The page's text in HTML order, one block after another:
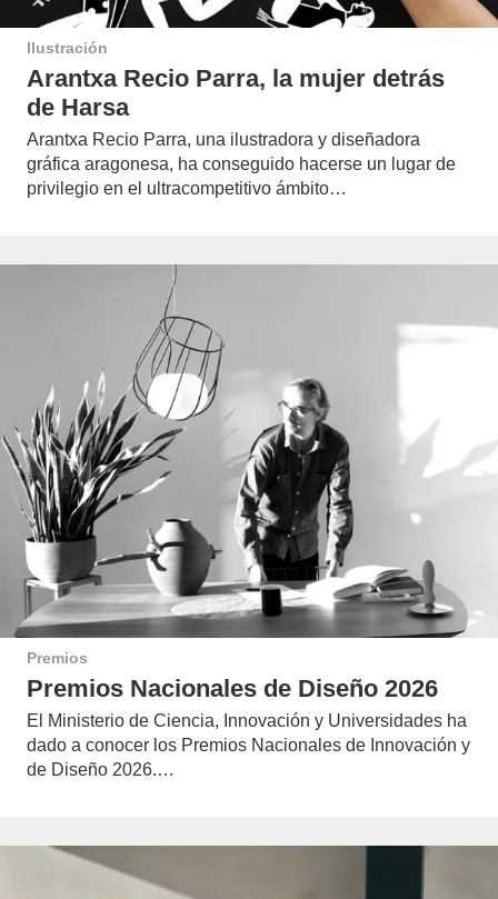
Ilustración
Arantxa Recio Parra, la mujer detrás
de Harsa
Arantxa Recio Parra, una ilustradora y diseñadora
gráfica aragonesa, ha conseguido hacerse un lugar de
privilegio en el ultracompetitivo ámbito…
Premios
Premios Nacionales de Diseño 2026
El Ministerio de Ciencia, Innovación y Universidades ha
dado a conocer los Premios Nacionales de Innovación y
de Diseño 2026.…